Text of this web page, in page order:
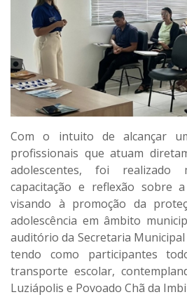
Com o intuito de alcançar
profissionais que atuam
adolescentes, foi realizado
capacitação e reflexão sobre
visando à promoção da
adolescência em âmbito
auditório da Secretaria Municipal
tendo como participantes
transporte escolar,
Luziápolis e Povoado Chã da